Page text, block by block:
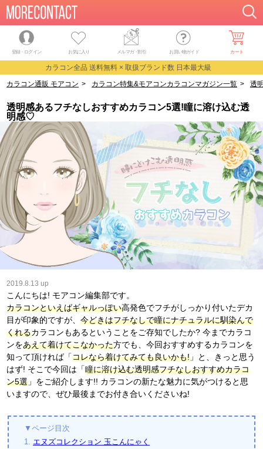
登録・ログイン お気に入り メルマガ・割引 お買い物ガイド カート
カラコン全品 送料無料 × 取扱ブランド数 日本最大級
カラコン通販 モアコン > カラコン特集&モアコンカラコンマガジン一覧 > 透
透明感あるフチなしおすすめカラコン5選!瞳に溶け込む透
明感♡
2019.8.13 up
こんにちは! モアコン編集部です。
カラコンといえばギャルっぽい高発色でフチがしっかり付いたデカ
目が印象的ですが、今どきはフチなしで瞳にナチュラルに馴染んで
くれるカラコンもあるということをご存知でしたか? 今までカラコ
ンをあえて着けてこなかった方でも、今回おすすめするカラコンを
知って頂ければ「コレなら着けてみても良いかも! 」と、きっと思う
はず! そこで今回は「瞳に溶け込む透明感フチなしおすすめカラコ
ン5選 」をご紹介します!! カラコンの新たな魅力に気がつけると思
いますので、ぜひ最後までお付き合いくださいね!
▼ページ目次
1. エヌズコレクション 玉こんにゃく